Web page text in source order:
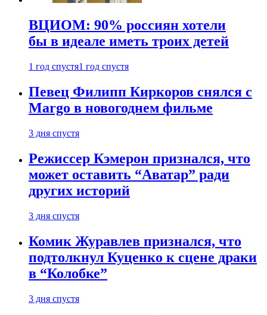
ВЦИОМ: 90% россиян хотели
бы в идеале иметь троих детей
1 год спустя1 год спустя
Певец Филипп Киркоров снялся с
Margo в новогоднем фильме
3 дня спустя
Режиссер Кэмерон признался, что
может оставить “Аватар” ради
других историй
3 дня спустя
Комик Журавлев признался, что
подтолкнул Куценко к сцене драки
в “Колобке”
3 дня спустя